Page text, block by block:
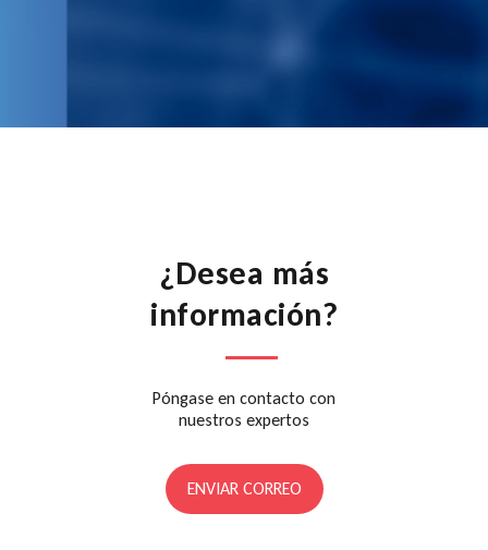
¿Desea más
información?
Póngase en contacto con
nuestros expertos
ENVIAR CORREO